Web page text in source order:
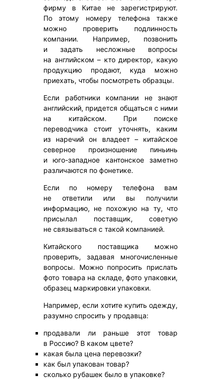
фирму в Китае не зарегистрируют.
По этому номеру телефона также
можно проверить подлинность
компании. Например, позвонить
и задать несложные вопросы
на английском – кто директор, какую
продукцию продают, куда можно
приехать, чтобы посмотреть образцы.
Если работники компании не знают
английский, придется общаться с ними
на китайском. При поиске
переводчика стоит уточнять, каким
из наречий он владеет – китайское
северное произношение пиньинь
и юго-западное кантонское заметно
различаются по фонетике.
Если по номеру телефона вам
не ответили или вы получили
информацию, не похожую на ту, что
присылал поставщик, советую
не связываться с такой компанией.
Китайского поставщика можно
проверить, задавая многочисленные
вопросы. Можно попросить прислать
фото товара на складе, фото упаковки,
образец маркировки упаковки.
Например, если хотите купить одежду,
разумно спросить у продавца:
продавали ли раньше этот товар
в Россию? В каком цвете?
какая была цена перевозки?
как был упакован товар?
сколько рубашек было в упаковке?